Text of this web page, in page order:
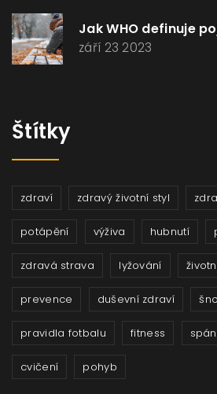
Jak WHO definuje
září 23 2023
Štítky
zdraví zdravý životní styl
potápění výživa hubnutí
zdravá strava lyžování
prevence duševní zdraví
pravidla fotbalu fitness
cvičení pohyb